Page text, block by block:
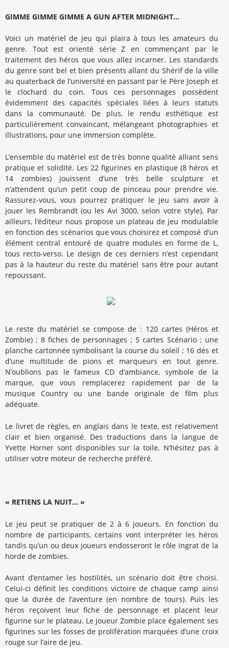
GIMME GIMME GIMME A GUN AFTER MIDNIGHT…
Voici un matériel de jeu qui plaira à tous les amateurs du
genre. Tout est orienté série Z en commençant par le
traitement des héros que vous allez incarner. Les standards
du genre sont bel et bien présents allant du Shérif de la ville
au quaterback de l’université en passant par le Père Joseph et
le clochard du coin. Tous ces personnages possèdent
évidemment des capacités spéciales liées à leurs statuts
dans la communauté. De plus, le rendu esthétique est
particulièrement convaincant, mélangeant photographies et
illustrations, pour une immersion complète.
L’ensemble du matériel est de très bonne qualité alliant sens
pratique et solidité. Les 22 figurines en plastique (8 héros et
14 zombies) jouissent d’une très belle sculpture et
n’attendent qu’un petit coup de pinceau pour prendre vie.
Rassurez-vous, vous pourrez pratiquer le jeu sans avoir à
jouer les Rembrandt (ou les Avi 3000, selon votre style). Par
ailleurs, l’éditeur nous propose un plateau de jeu modulable
en fonction des scénarios que vous choisirez et composé d’un
élément central entouré de quatre modules en forme de L,
tous recto-verso. Le design de ces derniers n’est cependant
pas à la hauteur du reste du matériel sans être pour autant
repoussant.
Le reste du matériel se compose de : 120 cartes (Héros et
Zombie) ; 8 fiches de personnages ; 5 cartes Scénario ; une
planche cartonnée symbolisant la course du soleil ; 16 dés et
d’une multitude de pions et marqueurs en tout genre.
N’oublions pas le fameux CD d’ambiance, symbole de la
marque, que vous remplacerez rapidement par de la
musique Country ou une bande originale de film plus
adéquate.
Le livret de règles, en anglais dans le texte, est relativement
clair et bien organisé. Des traductions dans la langue de
Yvette Horner sont disponibles sur la toile. N’hésitez pas à
utiliser votre moteur de recherche préféré.
« RETIENS LA NUIT… »
Le jeu peut se pratiquer de 2 à 6 joueurs. En fonction du
nombre de participants, certains vont interpréter les héros
tandis qu’un ou deux joueurs endosseront le rôle ingrat de la
horde de zombies.
Avant d’entamer les hostilités, un scénario doit être choisi.
Celui-ci définit les conditions victoire de chaque camp ainsi
que la durée de l’aventure (en nombre de tours). Puis les
héros reçoivent leur fiche de personnage et placent leur
figurine sur le plateau. Le joueur Zombie place également ses
figurines sur les fosses de prolifération marquées d’une croix
rouge sur l’aire de jeu.